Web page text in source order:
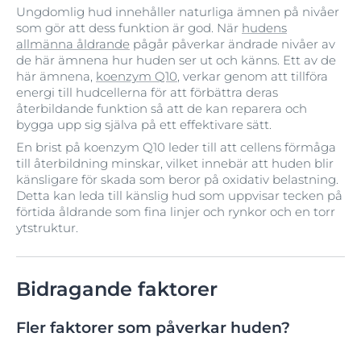
Ungdomlig hud innehåller naturliga ämnen på nivåer
som gör att dess funktion är god. När hudens
allmänna åldrande pågår påverkar ändrade nivåer av
de här ämnena hur huden ser ut och känns. Ett av de
här ämnena, koenzym Q10, verkar genom att tillföra
energi till hudcellerna för att förbättra deras
återbildande funktion så att de kan reparera och
bygga upp sig själva på ett effektivare sätt.
En brist på koenzym Q10 leder till att cellens förmåga
till återbildning minskar, vilket innebär att huden blir
känsligare för skada som beror på oxidativ belastning.
Detta kan leda till känslig hud som uppvisar tecken på
förtida åldrande som fina linjer och rynkor och en torr
ytstruktur.
Bidragande faktorer
Fler faktorer som påverkar huden?